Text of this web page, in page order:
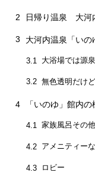
2 日帰り温泉 大河
3 大河内温泉「いの
3.1 大浴場では源
3.2 無色透明だけ
4 「いのゆ」館内
4.1 家族風呂その
4.2 アメニティー
4.3 ロビー